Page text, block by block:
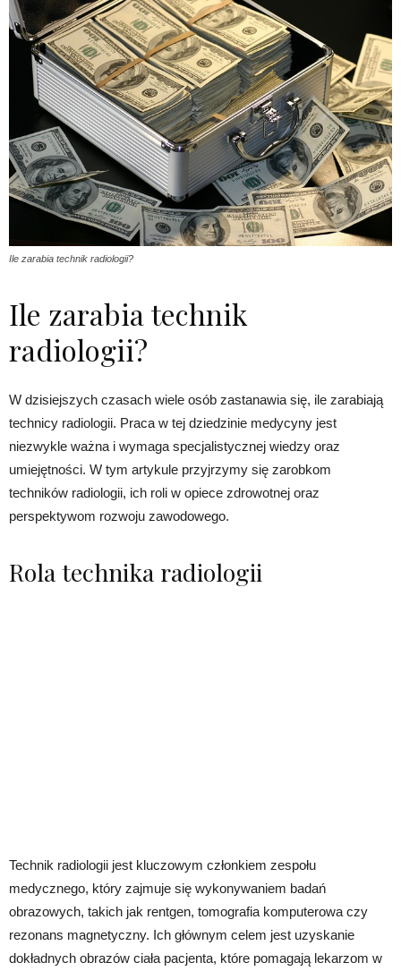
Ile zarabia technik radiologii?
Ile zarabia technik
radiologii?
W dzisiejszych czasach wiele osób zastanawia się, ile zarabiają
technicy radiologii. Praca w tej dziedzinie medycyny jest
niezwykle ważna i wymaga specjalistycznej wiedzy oraz
umiejętności. W tym artykule przyjrzymy się zarobkom
techników radiologii, ich roli w opiece zdrowotnej oraz
perspektywom rozwoju zawodowego.
Rola technika radiologii
Technik radiologii jest kluczowym członkiem zespołu
medycznego, który zajmuje się wykonywaniem badań
obrazowych, takich jak rentgen, tomografia komputerowa czy
rezonans magnetyczny. Ich głównym celem jest uzyskanie
dokładnych obrazów ciała pacjenta, które pomagają lekarzom w